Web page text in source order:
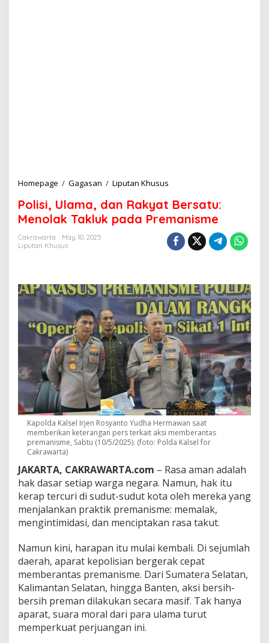
Homepage / Gagasan / Liputan Khusus
i
s
i
,
m
a
,
d
a
n
R
a
y
a
t
B
e
r
a
t
u
:
M
e
n
l
a
k
T
a
k
l
Polisi, Ulama, dan Rakyat Bersatu:
Menolak Takluk pada Premanisme
Cakrawarta
May 10, 2025
Liputan Khusus
Kapolda Kalsel Irjen Rosyanto Yudha Hermawan saat
memberikan keterangan pers terkait aksi memberantas
premanisme, Sabtu (10/5/2025). (foto: Polda Kalsel for
Cakrawarta)
JAKARTA, CAKRAWARTA.com – Rasa aman adalah
hak dasar setiap warga negara. Namun, hak itu
kerap tercuri di sudut-sudut kota oleh mereka yang
menjalankan praktik premanisme: memalak,
mengintimidasi, dan menciptakan rasa takut.
Namun kini, harapan itu mulai kembali. Di sejumlah
daerah, aparat kepolisian bergerak cepat
memberantas premanisme. Dari Sumatera Selatan,
Kalimantan Selatan, hingga Banten, aksi bersih-
bersih preman dilakukan secara masif. Tak hanya
aparat, suara moral dari para ulama turut
memperkuat perjuangan ini.